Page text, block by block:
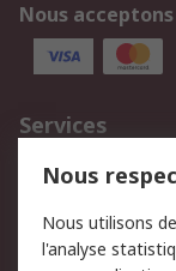
Nous acceptons
Services
750.000
Retours
Nous
Nous utilisons
l'analyse